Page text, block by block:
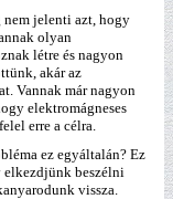
nem jelenti azt, hogy
olyan
létre és nagyon
akár az
Vannak már nagyon
elektromágneses
erre a célra.
ez egyáltalán? Ez
elkezdjünk beszélni
vissza.